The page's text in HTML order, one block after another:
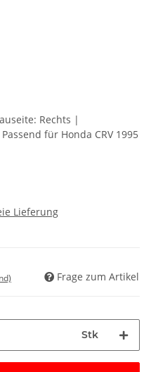
Rechts |
für Honda CRV 1995
Lieferung
Frage zum Artikel
Stk